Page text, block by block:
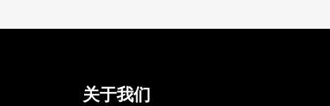
关于我们